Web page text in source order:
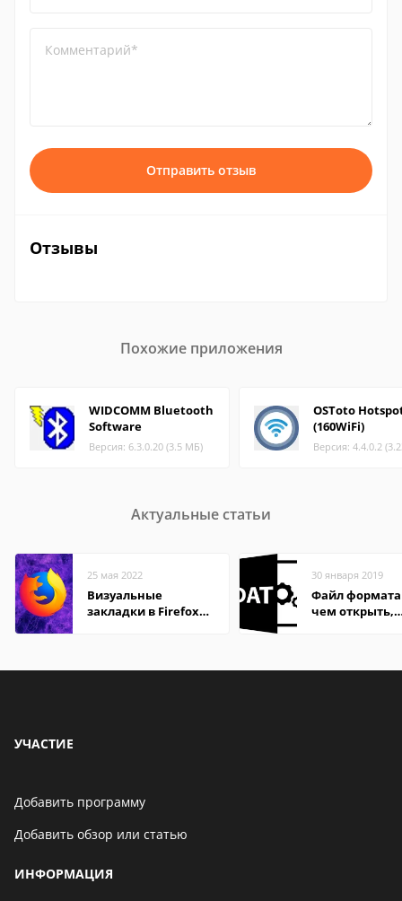
Комментарий*
Отправить отзыв
Отзывы
Похожие приложения
WIDCOMM Bluetooth
Software
Версия: 6.3.0.20 (3.5 МБ)
OSToto
(160WiFi)
Версия: 4.4.0.2
Актуальные статьи
25 мая 2022
Визуальные
закладки в Firefox
30 января 2019
Файл формата
чем открыть,
УЧАСТИЕ
Добавить программу
Добавить обзор или статью
ИНФОРМАЦИЯ